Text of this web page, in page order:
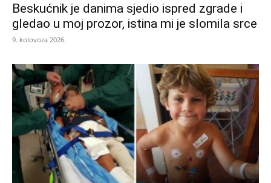
Beskućnik je danima sjedio ispred zgrade i
gledao u moj prozor, istina mi je slomila srce
9. kolovoza 2026.